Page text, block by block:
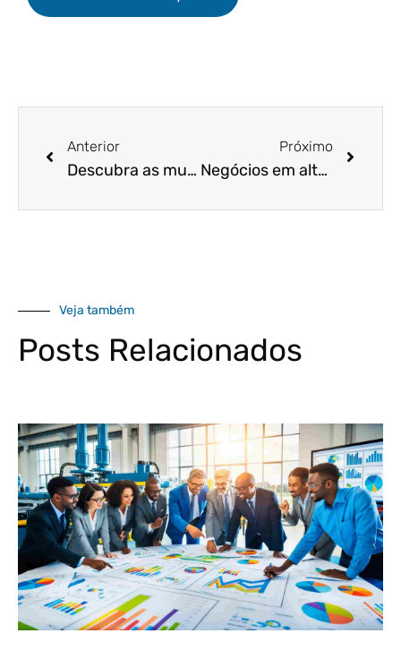
Anterior
Descubra as mudanças de parâmetros no Planejamento Tributário em 2021!
Próximo
Negócios em alta 2021: conheça quais estarão!
Veja também
Posts Relacionados